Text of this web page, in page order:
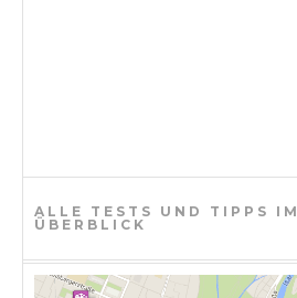
ALLE TESTS UND TIPPS IM
ÜBERBLICK